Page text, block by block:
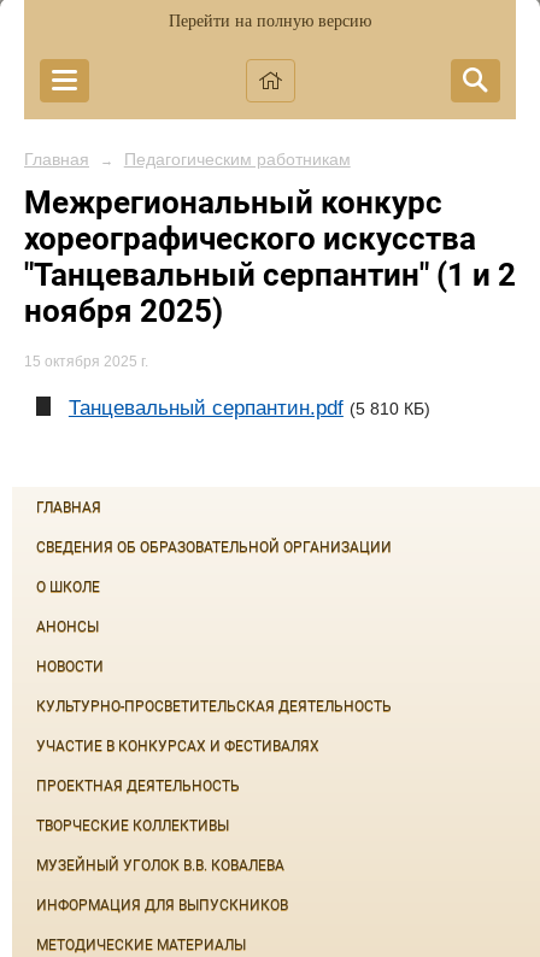
Перейти на полную версию
Главная → Педагогическим работникам
Межрегиональный конкурс
хореографического искусства
"Танцевальный серпантин" (1 и 2
ноября 2025)
15 октября 2025 г.
Танцевальный серпантин.pdf (5 810 КБ)
ГЛАВНАЯ
СВЕДЕНИЯ ОБ ОБРАЗОВАТЕЛЬНОЙ ОРГАНИЗАЦИИ
О ШКОЛЕ
АНОНСЫ
НОВОСТИ
КУЛЬТУРНО-ПРОСВЕТИТЕЛЬСКАЯ ДЕЯТЕЛЬНОСТЬ
УЧАСТИЕ В КОНКУРСАХ И ФЕСТИВАЛЯХ
ПРОЕКТНАЯ ДЕЯТЕЛЬНОСТЬ
ТВОРЧЕСКИЕ КОЛЛЕКТИВЫ
МУЗЕЙНЫЙ УГОЛОК В.В. КОВАЛЕВА
ИНФОРМАЦИЯ ДЛЯ ВЫПУСКНИКОВ
МЕТОДИЧЕСКИЕ МАТЕРИАЛЫ